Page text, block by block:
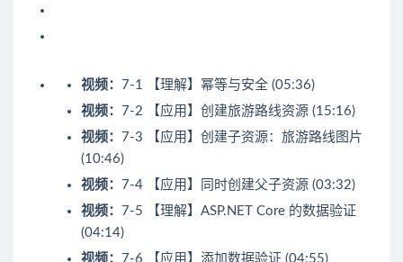
视频：
7-1 【理解】幂等与安全 (05:36)
视频：
7-2 【应用】创建旅游路线资源 (15:16)
视频：
7-3 【应用】创建子资源：旅游路线图片
(10:46)
视频：
7-4 【应用】同时创建父子资源 (03:32)
视频：
7-5 【理解】ASP.NET Core 的数据验证
(04:14)
视频：
7-6 【应用】添加数据验证 (04:55)